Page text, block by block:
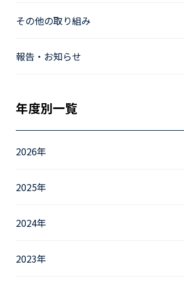
その他の取り組み
報告・お知らせ
年度別一覧
2026年
2025年
2024年
2023年